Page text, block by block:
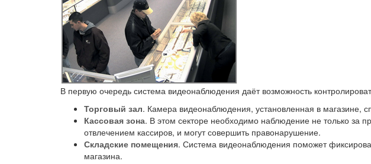
В первую очередь система видеонаблюдения даёт возможность
Торговый зал. Камера видеонаблюдения, установленная в магазине,
Кассовая зона. В этом секторе необходимо наблюдение не только за
отвлечением кассиров, и могут совершить правонарушение.
Складские помещения. Система видеонаблюдения поможет
магазина.